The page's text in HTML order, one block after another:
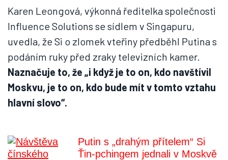
Karen Leongová, výkonná ředitelka společnosti
Influence Solutions se sídlem v Singapuru,
uvedla, že Si o zlomek vteřiny předběhl Putina s
podáním ruky před zraky televizních kamer.
Naznačuje to, že „i když je to on, kdo navštívil
Moskvu, je to on, kdo bude mít v tomto vztahu
hlavní slovo“.
Putin s „drahým přítelem“ Si
Ťin-pchingem jednali v Moskvě